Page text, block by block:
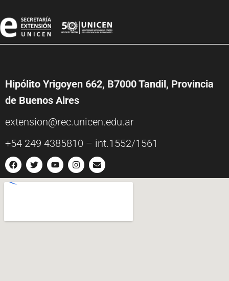
Hipólito Yrigoyen 662, B7000 Tandil, Provincia
de Buenos Aires
extension@rec.unicen.edu.ar
+54 249 4385810 – int.1552/1561